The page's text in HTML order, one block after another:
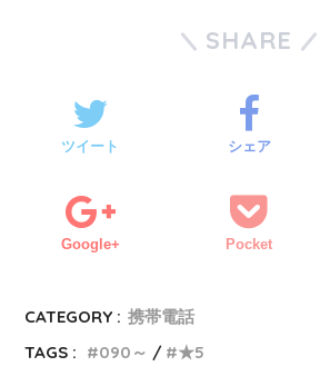
SHARE
ツイート シェア
Google+ Pocket
CATEGORY : 携帯電話
TAGS :
090～ ★5